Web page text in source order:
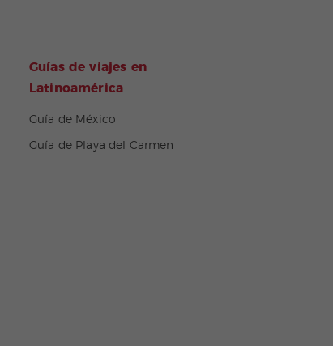
Guías de viajes en
Latinoamérica
Guía de México
Guía de Playa del Carmen